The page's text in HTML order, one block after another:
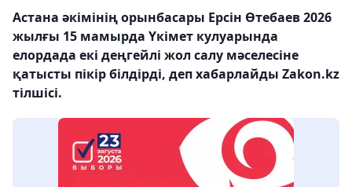
Астана әкімінің орынбасары Ерсін Өтебаев 2026
жылғы 15 мамырда Үкімет кулуарында
елордада екі деңгейлі жол салу мәселесіне
қатысты пікір білдірді, деп хабарлайды Zakon.kz
тілшісі.